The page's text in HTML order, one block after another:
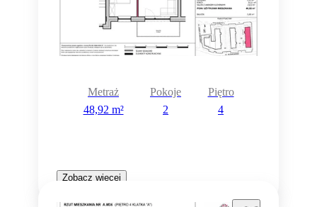
Metraż
48,92 m²
Pokoje
2
Piętro
4
Zobacz więcej